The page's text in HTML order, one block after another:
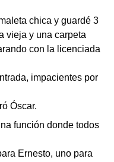
chica y guardé 3
vieja y una carpeta
con la licenciada
impacientes por
Óscar.
función donde todos
Ernesto, uno para